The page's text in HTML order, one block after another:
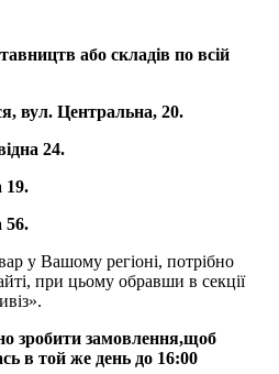
або складів по всій
вул. Центральна, 20.
24.
19.
56.
у Вашому регіоні, потрібно
при цьому обравши в секції
зробити замовлення,щоб
в той же день до 16:00